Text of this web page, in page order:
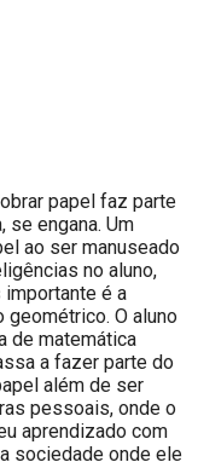
papel faz parte
se engana. Um
ao ser manuseado
no aluno,
é a
geométrico. O aluno
de matemática
a fazer parte do
além de ser
pessoais, onde o
aprendizado com
sociedade onde ele